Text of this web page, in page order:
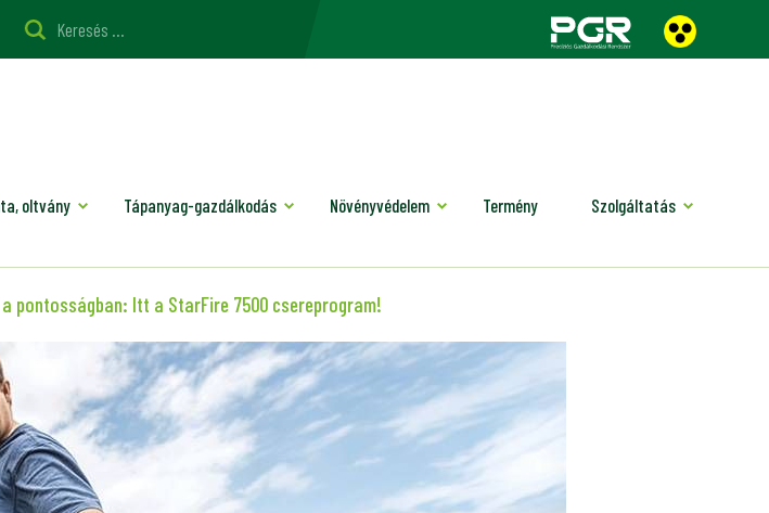
oltvány Tápanyag-gazdálkodás Növényvédelem Termény Szolgáltatás
pontosságban: Itt a StarFire 7500 csereprogram!